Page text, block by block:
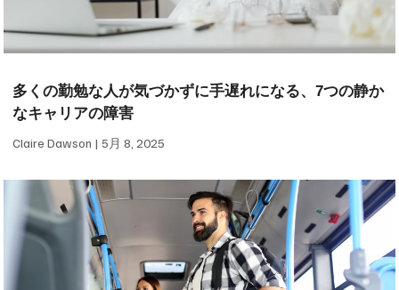
多くの勤勉な人が気づかずに手遅れになる、7つの静か
なキャリアの障害
Claire Dawson 5月 8, 2025